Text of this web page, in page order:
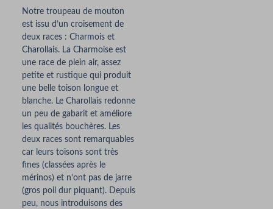
Notre troupeau de mouton
est issu d’un croisement de
deux races : Charmois et
Charollais. La Charmoise est
une race de plein air, assez
petite et rustique qui produit
une belle toison longue et
blanche. Le Charollais redonne
un peu de gabarit et améliore
les qualités bouchères. Les
deux races sont remarquables
car leurs toisons sont très
fines (classées après le
mérinos) et n’ont pas de jarre
(gros poil dur piquant). Depuis
peu, nous introduisons des